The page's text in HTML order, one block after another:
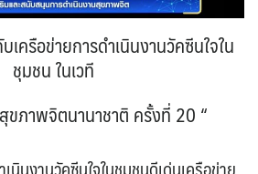
ครือข่ายการดำเนินงานวัคซีนใจใน
ชุมชน ในเวที
ขภาพจิตนานาชาติ ครั้งที่ 20 “